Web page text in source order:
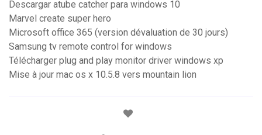
Descargar atube catcher para windows 10
Marvel create super hero
Microsoft office 365 (version dévaluation de 30 jours)
Samsung tv remote control for windows
Télécharger plug and play monitor driver windows xp
Mise à jour mac os x 10.5.8 vers mountain lion